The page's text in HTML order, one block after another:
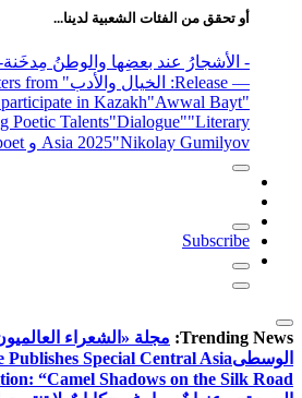
أو تحقق من الفئات الشعبية لدينا...
- الأشجارُ عند بعضِها والوطنُ مِدخَنة
— Release
: الخيال والأدب
from
in Kazakh"Awwal Bayt"
Poetic Talents"Dialogue""Literary
Asia 2025"Nikolay Gumilyov و poet
Subscribe
Trending News: مجلة «الشعراء
الوسطىPublishes Special Central Asia
“Camel Shadows on the Silk Road”